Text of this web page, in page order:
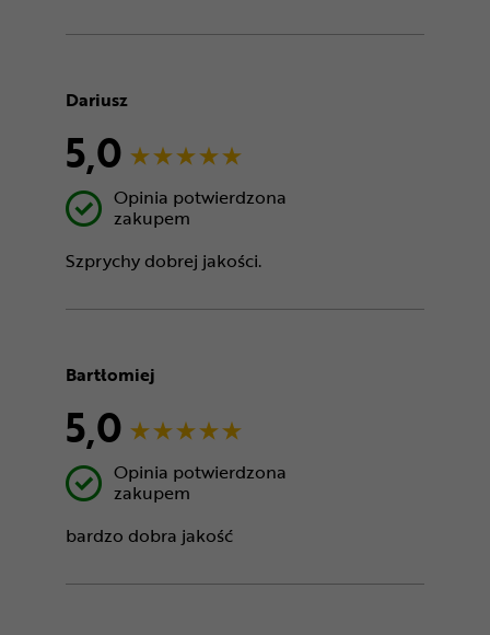
Dariusz
5,0
Opinia potwierdzona
zakupem
Szprychy dobrej jakości.
Bartłomiej
5,0
Opinia potwierdzona
zakupem
bardzo dobra jakość